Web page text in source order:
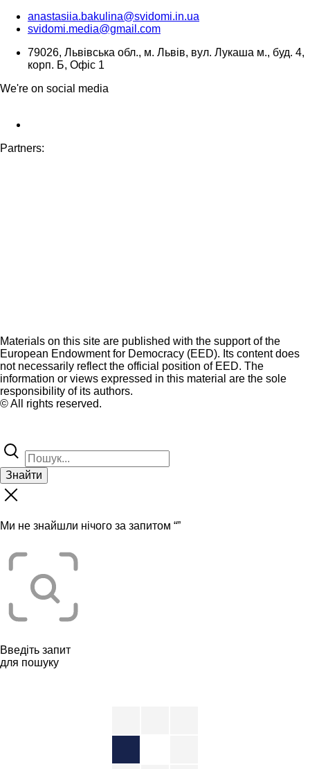
anastasiia.bakulina@svidomi.in.ua
svidomi.media@gmail.com
79026, Львівська обл., м. Львів, вул. Лукаша м., буд. 4,
корп. Б, Офіс 1
We're on social media
Partners:
Materials on this site are published with the support of the
European Endowment for Democracy (EED). Its content does
not necessarily reflect the official position of EED. The
information or views expressed in this material are the sole
responsibility of its authors.
© All rights reserved.
Знайти
Ми не знайшли нічого за запитом “”
Введіть запит
для пошуку